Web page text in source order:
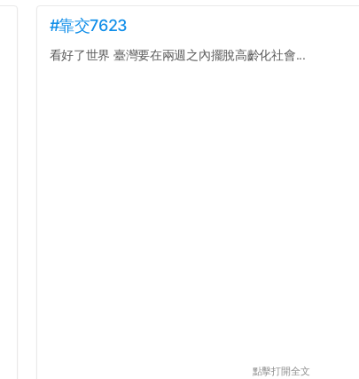
#靠交7623
看好了世界 臺灣要在兩週之內擺脫高齡化社會...
點擊打開全文